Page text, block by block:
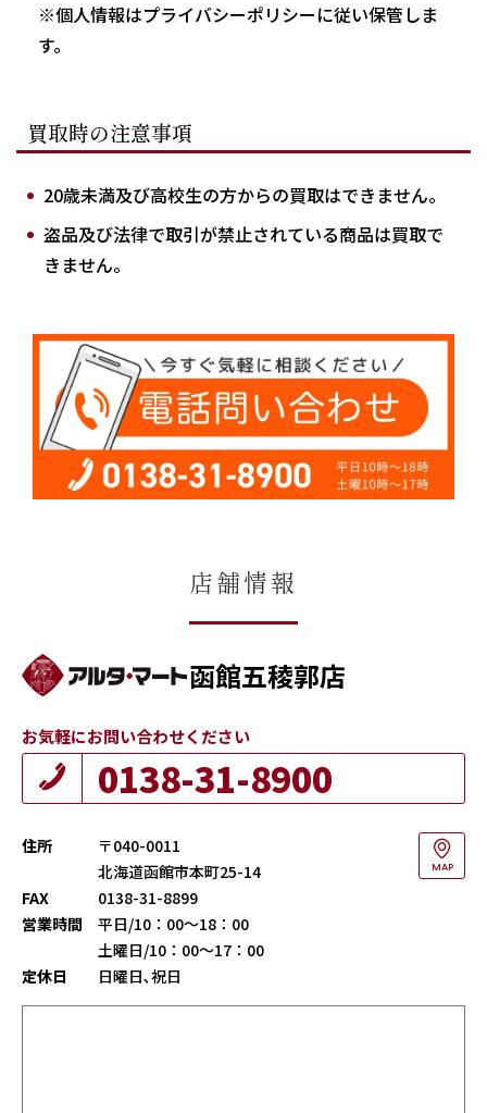
※個人情報はプライバシーポリシーに従い保管しま
す。
買取時の注意事項
20歳未満及び高校生の方からの買取はできません。
盗品及び法律で取引が禁止されている商品は買取で
きません。
店舗情報
函館五稜郭店
お気軽にお問い合わせください
0138-31-8900
住所
〒040-0011
北海道函館市本町25-14
MAP
FAX
0138-31-8899
営業時間
平日/10：00～18：00
土曜日/10：00～17：00
定休日
日曜日､祝日